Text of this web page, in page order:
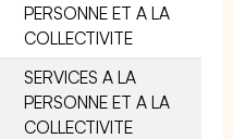
PERSONNE ET A LA
COLLECTIVITE
SERVICES A LA
PERSONNE ET A LA
COLLECTIVITE